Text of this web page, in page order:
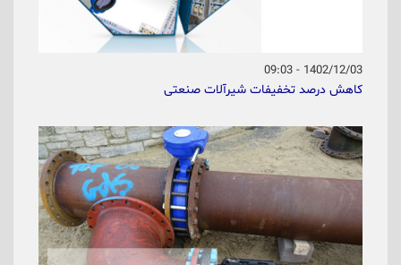
1402/12/03 - 09:03
کاهش درصد تخفیفات شیرآلات صنعتی